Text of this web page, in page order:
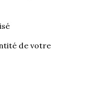
de votre